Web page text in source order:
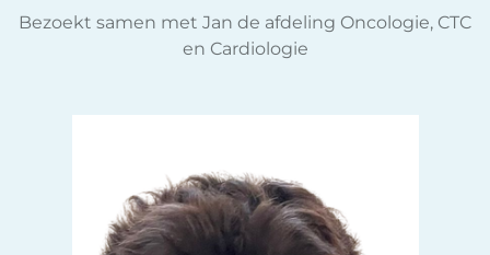
Bezoekt samen met Jan de afdeling Oncologie, CTC
en Cardiologie